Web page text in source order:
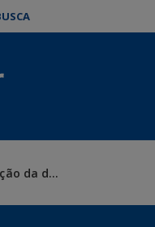
Solicitar consultoria técnica de legislação da defesa civil